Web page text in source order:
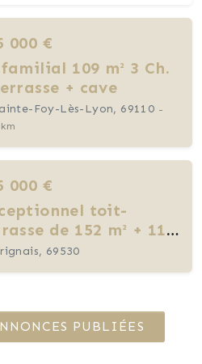
000 €
109 m² 3 Ch.
+ cave
Foy-Lès-Lyon, 69110 -
000 €
toit-
de 152 m² + 110
d’extérieur
69530
PUBLIÉES